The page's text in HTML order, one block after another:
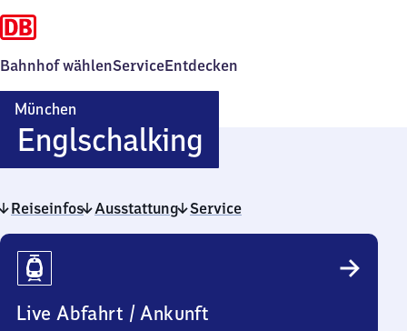
Bahnhof wählenServiceEntdecken
München
Englschalking
Englschalking
Reiseinfos Ausstattung Service
Reiseinfos
Live Abfahrt / Ankunft